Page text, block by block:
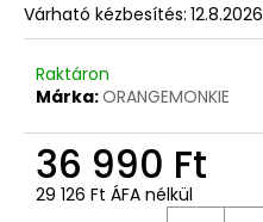
Várható kézbesítés: 12.8.2026
Raktáron
Márka:ORANGEMONKIE
36 990 Ft
29 126 Ft ÁFA nélkül